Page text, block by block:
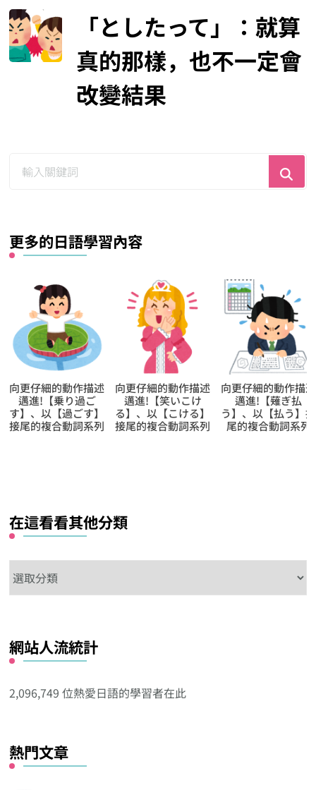
「としたって」：就算
真的那樣，也不一定會
改變結果
更多的日語學習內容
更仔細的動作描述
邁進!【乗り過ご
】、以【過ごす】
尾的複合動詞系列
向更仔細的動作描述
邁進!【笑いこけ
る】、以【こける】
接尾的複合動詞系列
向更仔細的動作描述
邁進!【薙ぎ払
う】、以【払う】接
尾的複合動詞系列
在這看看其他分類
這
其
他
類
網站人流統計
2,096,749 位熱愛日語的學習者在此
熱門文章